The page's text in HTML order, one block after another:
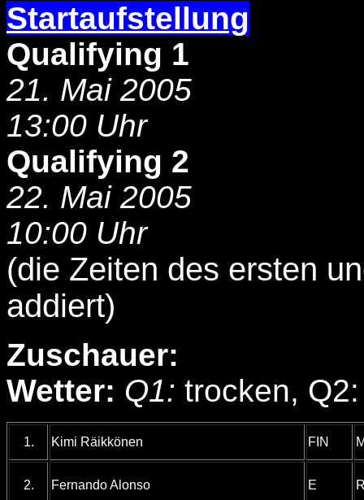
Startaufstellung
Qualifying 1
21. Mai 2005
13:00 Uhr
Qualifying 2
22. Mai 2005
10:00 Uhr
(die Zeiten des ersten
addiert)
Zuschauer:
Wetter: Q1: trocken,
1. Kimi Räikkönen FIN
2. Fernando Alonso E